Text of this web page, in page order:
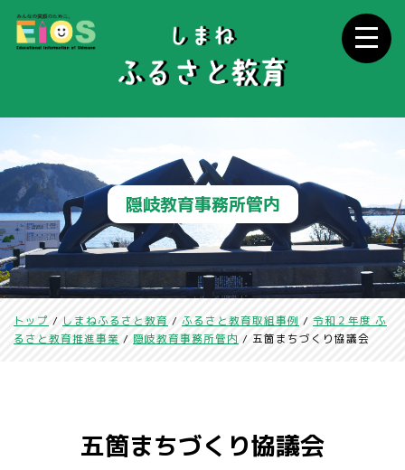
隠岐教育事務所管内
現
在
トップ / しまねふるさと教育 / ふるさと教育取組事例 / 令和２年度 ふ
るさと教育推進事業 / 隠岐教育事務所管内 / 五箇まちづくり協議会
五箇まちづくり協議会